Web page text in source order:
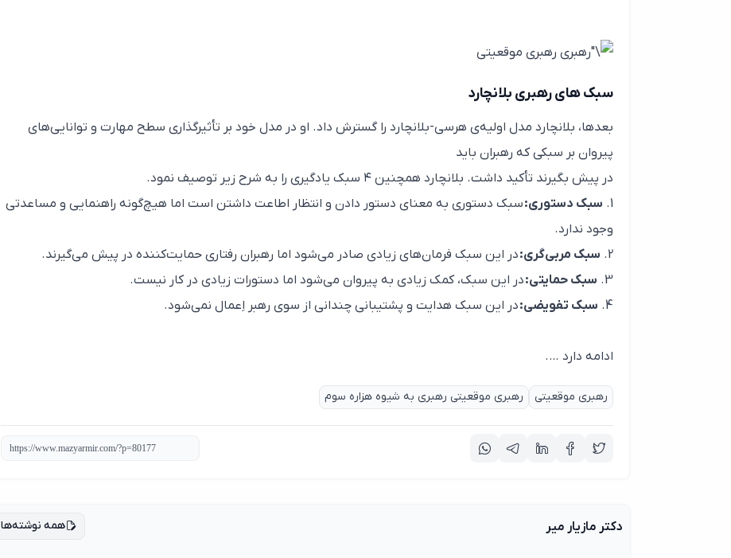
رهبری موقعیتی
سبک های رهبری بلانچارد
بعدها، بلانچارد مدل اولیه‌ی هرسی-بلانچارد را گسترش داد. او در مدل خود بر تأثیرگذاری سطح مهارت و توانایی‌های
پیروان بر سبکی که رهبران باید
در پیش بگیرند تأکید داشت. بلانچارد همچنین ۴ سبک یادگیری را به شرح زیر توصیف نمود.
سبک دستوری:سبک دستوری به معنای دستور دادن و انتظار اطاعت داشتن است اما هیچ‌گونه راهنمایی و مساعدتی
وجود ندارد.
سبک مربی‌گری:در این سبک فرمان‌های زیادی صادر می‌شود اما رهبران رفتاری حمایت‌کننده در پیش می‌گیرند.
سبک حمایتی:در این سبک، کمک زیادی به پیروان می‌شود اما دستورات زیادی در کار نیست.
سبک تفویضی:در این سبک هدایت و پشتیبانی چندانی از سوی رهبر اِعمال نمی‌شود.
ادامه دارد ….
رهبری موقعیتی رهبری موقعیتی رهبری به شیوه هزاره سوم
دکتر مازیار میر همه نوشته‌ها